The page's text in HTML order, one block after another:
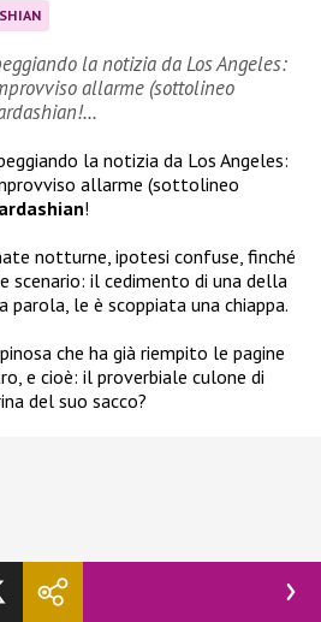
la notizia da Los Angeles:
allarme (sottolineo
la notizia da Los Angeles:
allarme (sottolineo
!
notturne, ipotesi confuse, finché
scenario: il cedimento di una della
le è scoppiata una chiappa.
che ha già riempito le pagine
e cioè: il proverbiale culone di
del suo sacco?